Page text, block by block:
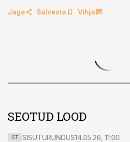
Jaga Salvesta Vihja
SEOTUD LOOD
ST SISUTURUNDUS14.05.26, 11:00